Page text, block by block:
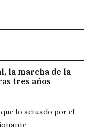
la marcha de la
tres años
lo actuado por el